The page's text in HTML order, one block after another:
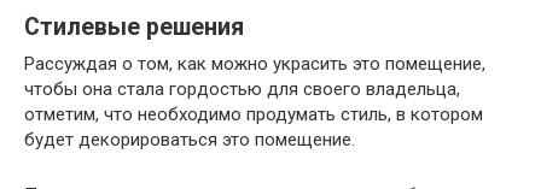
Стилевые решения
Рассуждая о том, как можно украсить это помещение,
чтобы она стала гордостью для своего владельца,
отметим, что необходимо продумать стиль, в котором
будет декорироваться это помещение.